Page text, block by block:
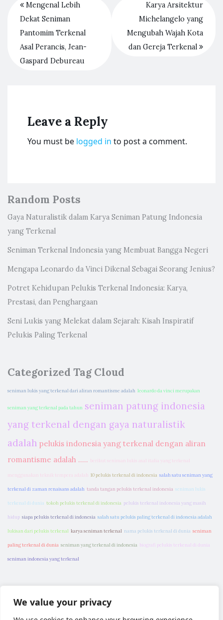
We value your privacy
Mengenal Lebih
Dekat Seniman
Pantomim Terkenal
Asal Perancis, Jean-
Gaspard Debureau
Karya Arsitektur
Michelangelo yang
Mengubah Wajah Kota
dan Gereja Terkenal
Leave a Reply
You must be logged in to post a comment.
Random Posts
Gaya Naturalistik dalam Karya Seniman Patung Indonesia
yang Terkenal
Seniman Terkenal Indonesia yang Membuat Bangga Negeri
Mengapa Leonardo da Vinci Dikenal Sebagai Seorang Jenius?
Potret Kehidupan Pelukis Terkenal Indonesia: Karya,
Prestasi, dan Penghargaan
Seni Lukis yang Melekat dalam Sejarah: Kisah Inspiratif
Pelukis Paling Terkenal
Categorized Tag Cloud
seniman lukis yang terkenal dari aliran romantisme adalah leonardo da vinci merupakan
seniman yang terkenal pada tahun seniman patung indonesia
yang terkenal dengan gaya naturalistik
adalah pelukis indonesia yang terkenal dengan aliran
romantisme adalah ..... berikut seniman lukis asal italia yang terkenal
menggunakan teknik tempera adalah 10 pelukis terkenal di indonesia salah satu seniman yang
terkenal di zaman renaisans adalah tanda tangan pelukis terkenal indonesia seniman lukis
terkenal di dunia tokoh pelukis terkenal di indonesia pelukis terkenal indonesia yang masih
hidup siapa pelukis terkenal di indonesia salah satu pelukis paling terkenal di indonesia adalah
lukisan dari pelukis terkenal karya seniman terkenal nama pelukis terkenal di dunia seniman
paling terkenal di dunia seniman yang terkenal di indonesia biografi pelukis terkenal di dunia
seniman indonesia yang terkenal